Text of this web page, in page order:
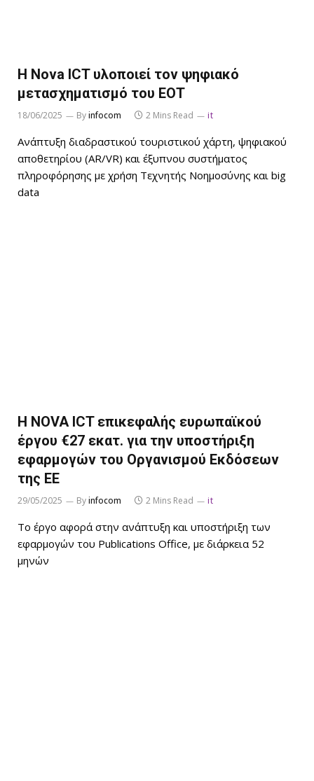
Η Nova ICT υλοποιεί τον ψηφιακό
μετασχηματισμό του ΕΟΤ
18/06/2025 Byinfocom 2 Mins Read it
Ανάπτυξη διαδραστικού τουριστικού χάρτη, ψηφιακού
αποθετηρίου (AR/VR) και έξυπνου συστήματος
πληροφόρησης με χρήση Τεχνητής Νοημοσύνης και big
data
Η NOVA ICT επικεφαλής ευρωπαϊκού
έργου €27 εκατ. για την υποστήριξη
εφαρμογών του Οργανισμού Εκδόσεων
της ΕΕ
29/05/2025 Byinfocom 2 Mins Read it
Το έργο αφορά στην ανάπτυξη και υποστήριξη των
εφαρμογών του Publications Office, με διάρκεια 52
μηνών